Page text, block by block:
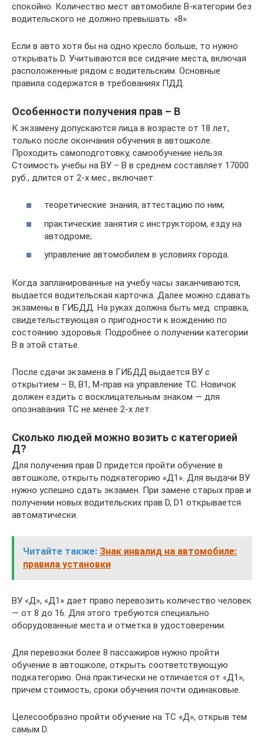
спокойно. Количество мест автомобиле B-категории без
водительского не должно превышать: «8».
Если в авто хотя бы на одно кресло больше, то нужно
открывать D. Учитываются все сидячие места, включая
расположенные рядом с водительским. Основные
правила содержатся в требованиях ПДД.
Особенности получения прав – B
К экзамену допускаются лица в возрасте от 18 лет,
только после окончания обучения в автошколе.
Проходить самоподготовку, самообучение нельзя.
Стоимость учебы на ВУ – B в среднем составляет 17000
руб., длится от 2-х мес., включает:
теоретические знания, аттестацию по ним;
практические занятия с инструктором, езду на
автодроме;
управление автомобилем в условиях города.
Когда запланированные на учебу часы заканчиваются,
выдается водительская карточка. Далее можно сдавать
экзамены в ГИБДД. На руках должна быть мед. справка,
свидетельствующая о пригодности к вождению по
состоянию здоровья. Подробнее о получении категории
В в этой статье.
После сдачи экзамена в ГИБДД выдается ВУ с
открытием – B, B1, M-прав на управление ТС. Новичок
должен ездить с восклицательным знаком — для
опознавания ТС не менее 2-х лет.
Сколько людей можно возить с категорией
Д?
Для получения прав D придется пройти обучение в
автошколе, открыть подкатегорию «Д1». Для выдачи ВУ
нужно успешно сдать экзамен. При замене старых прав и
получении новых водительских прав D, D1 открывается
автоматически.
Читайте также: Знак инвалид на автомобиле:
правила установки
ВУ «Д», «Д1» дает право перевозить количество человек
— от 8 до 16. Для этого требуются специально
оборудованные места и отметка в удостоверении.
Для перевозки более 8 пассажиров нужно пройти
обучение в автошколе, открыть соответствующую
подкатегорию. Она практически не отличается от «Д1»,
причем стоимость, сроки обучения почти одинаковые.
Целесообразно пройти обучение на ТС «Д», открыв тем
самым D.